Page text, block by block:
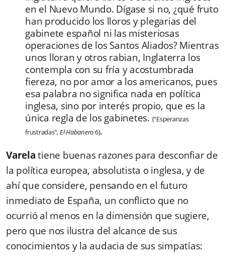
en el Nuevo Mundo. Dígase si no, ¿qué fruto
han producido los lloros y plegarias del
gabinete español ni las misteriosas
operaciones de los Santos Aliados? Mientras
unos lloran y otros rabian, Inglaterra los
contempla con su fría y acostumbrada
fiereza, no por amor a los americanos, pues
esa palabra no significa nada en política
inglesa, sino por interés propio, que es la
única regla de los gabinetes. (“Esperanzas
frustradas”,El Habanero6).
Varelatiene buenas razones para desconfiar de
la política europea, absolutista o inglesa, y de
ahí que considere, pensando en el futuro
inmediato de España, un conflicto que no
ocurrió al menos en la dimensión que sugiere,
pero que nos ilustra del alcance de sus
conocimientos y la audacia de sus simpatías: